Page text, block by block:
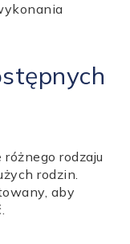
rodzaju
rodzin.
aby